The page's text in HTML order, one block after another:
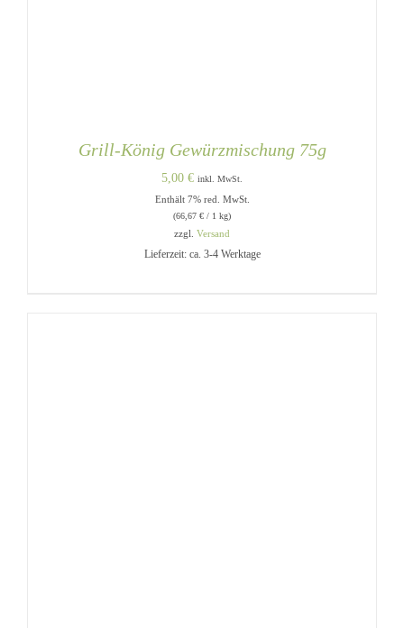
Grill-König Gewürzmischung 75g
5,00 € inkl. MwSt.
Enthält 7% red. MwSt.
(66,67 € / 1 kg)
zzgl. Versand
Lieferzeit: ca. 3-4 Werktage